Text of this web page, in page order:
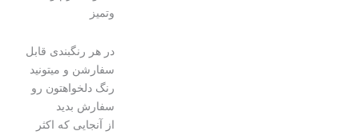
در هر رنگبندی قابل
سفارشن و میتونید
رنگ دلخواهتون رو
سفارش بدید
از آنجایی که اکثر